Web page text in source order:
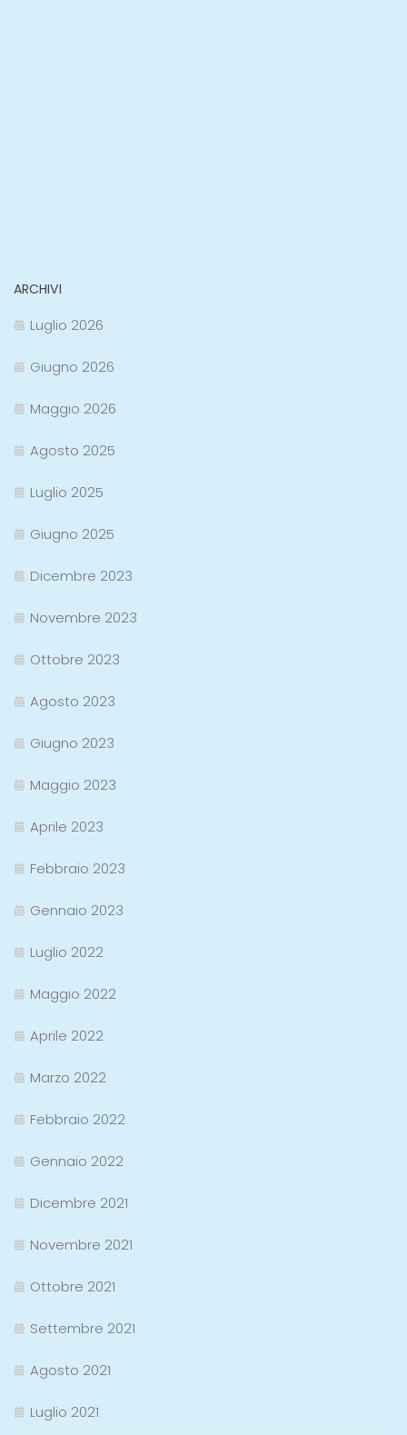
ARCHIVI
Luglio 2026
Giugno 2026
Maggio 2026
Agosto 2025
Luglio 2025
Giugno 2025
Dicembre 2023
Novembre 2023
Ottobre 2023
Agosto 2023
Giugno 2023
Maggio 2023
Aprile 2023
Febbraio 2023
Gennaio 2023
Luglio 2022
Maggio 2022
Aprile 2022
Marzo 2022
Febbraio 2022
Gennaio 2022
Dicembre 2021
Novembre 2021
Ottobre 2021
Settembre 2021
Agosto 2021
Luglio 2021